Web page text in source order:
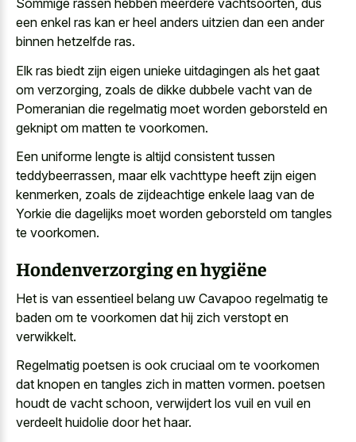
Sommige rassen hebben meerdere vachtsoorten, dus
een enkel ras kan er heel anders uitzien dan een ander
binnen hetzelfde ras.
Elk ras biedt zijn eigen unieke uitdagingen als het gaat
om verzorging, zoals de dikke dubbele vacht van de
Pomeranian die regelmatig moet worden geborsteld en
geknipt om matten te voorkomen.
Een uniforme lengte is altijd consistent tussen
teddybeerrassen, maar elk vachttype heeft zijn eigen
kenmerken, zoals de zijdeachtige enkele laag van de
Yorkie die dagelijks moet worden geborsteld om tangles
te voorkomen.
Hondenverzorging en hygiëne
Het is van essentieel belang uw Cavapoo regelmatig te
baden om te voorkomen dat hij zich verstopt en
verwikkelt.
Regelmatig poetsen is ook cruciaal om te voorkomen
dat knopen en tangles zich in matten vormen. poetsen
houdt de vacht schoon, verwijdert los vuil en vuil en
verdeelt huidolie door het haar.